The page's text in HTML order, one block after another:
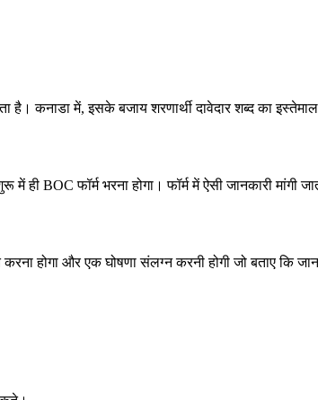
है। कनाडा में, इसके बजाय शरणार्थी दावेदार शब्द का
में ही BOC फॉर्म भरना होगा। फॉर्म में ऐसी जानकारी
होगा और एक घोषणा संलग्न करनी होगी जो बताए कि